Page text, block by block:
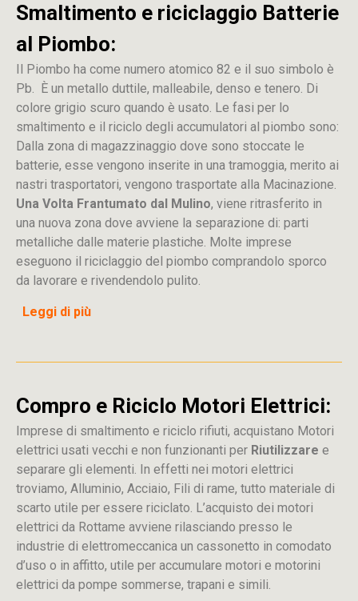
Smaltimento e riciclaggio Batterie
al Piombo:
Il Piombo ha come numero atomico 82 e il suo simbolo è
Pb. È un metallo duttile, malleabile, denso e tenero. Di
colore grigio scuro quando è usato. Le fasi per lo
smaltimento e il riciclo degli accumulatori al piombo sono:
Dalla zona di magazzinaggio dove sono stoccate le
batterie, esse vengono inserite in una tramoggia, merito ai
nastri trasportatori, vengono trasportate alla Macinazione.
Una Volta Frantumato dal Mulino, viene ritrasferito in
una nuova zona dove avviene la separazione di: parti
metalliche dalle materie plastiche. Molte imprese
eseguono il riciclaggio del piombo comprandolo sporco
da lavorare e rivendendolo pulito.
Leggi di più
Compro e Riciclo Motori Elettrici:
Imprese di smaltimento e riciclo rifiuti, acquistano Motori
elettrici usati vecchi e non funzionanti per Riutilizzare e
separare gli elementi. In effetti nei motori elettrici
troviamo, Alluminio, Acciaio, Fili di rame, tutto materiale di
scarto utile per essere riciclato. L’acquisto dei motori
elettrici da Rottame avviene rilasciando presso le
industrie di elettromeccanica un cassonetto in comodato
d’uso o in affitto, utile per accumulare motori e motorini
elettrici da pompe sommerse, trapani e simili.